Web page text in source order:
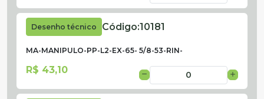
Desenho técnico Código:10181
MA-MANIPULO-PP-L2-EX-65- 5/8-53-RIN-
R$ 43,10